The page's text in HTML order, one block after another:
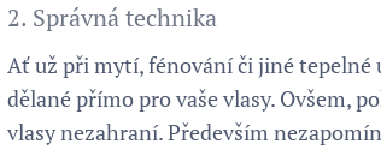
2. Správná technika
Ať už při mytí, fénování či jiné
dělané přímo pro vaše vlasy. Ovšem,
vlasy nezahraní. Především